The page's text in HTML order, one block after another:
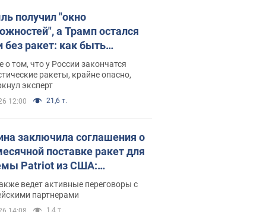
получил "окно
а Трамп остался
без ракет: как быть
Интервью с Мельником
о том, что у России закончатся
ракеты, крайне опасно,
эксперт
12:00 21,6 т.
заключила соглашения о
поставке ракет для
Patriot из США:
раскрыл подробности
ведет активные переговоры с
партнерами
1,4 т.